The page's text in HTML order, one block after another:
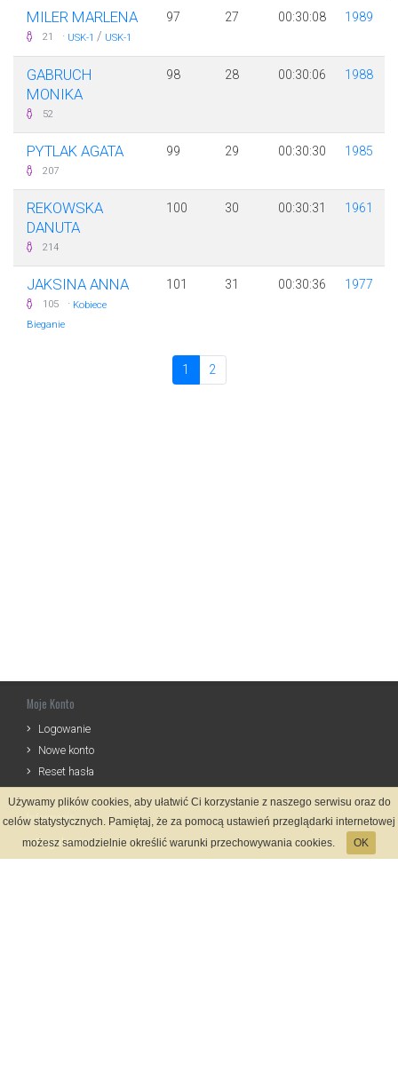
MILER MARLENA
21 · USK-1 / USK-1
97 27 00:30:08 1989
GABRUCH
MONIKA
52
98 28 00:30:06 1988
PYTLAK AGATA
207
99 29 00:30:30 1985
REKOWSKA
DANUTA
214
100 30 00:30:31 1961
JAKSINA ANNA
105 · Kobiece
Bieganie
101 31 00:30:36 1977
1 2
Moje Konto
Logowanie
Nowe konto
Reset hasła
Informacje
Regulamin
Używamy plików cookies, aby ułatwić Ci korzystanie z naszego serwisu oraz do
celów statystycznych. Pamiętaj, że za pomocą ustawień przeglądarki internetowej
możesz samodzielnie określić warunki przechowywania cookies.
OK